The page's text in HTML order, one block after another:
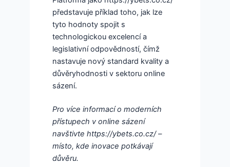
představuje příklad toho, jak lze
tyto hodnoty spojit s
technologickou excelencí a
legislativní odpovědností, čímž
nastavuje nový standard kvality a
důvěryhodnosti v sektoru online
sázení.
Pro více informací o moderních
přístupech v online sázení
navštivte https://ybets.co.cz/ –
místo, kde inovace potkávají
důvěru.